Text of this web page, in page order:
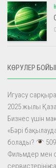
КӨРУЛЕР
Игуасу
2025 жылы
Бизнес үшін
«Бәрі
болады?
Фильмдер мен
сервистерінің